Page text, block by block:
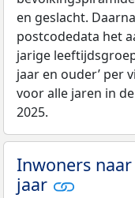
en geslacht.
postcodedata het
jarige
jaar en ouder’ per
voor alle jaren in
2025.
Inwoners
jaar